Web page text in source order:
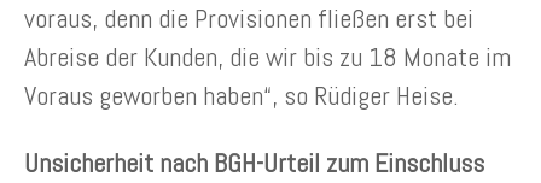
voraus, denn die Provisionen fließen erst bei
Abreise der Kunden, die wir bis zu 18 Monate im
Voraus geworben haben“, so Rüdiger Heise.
Unsicherheit nach BGH-Urteil zum Einschluss